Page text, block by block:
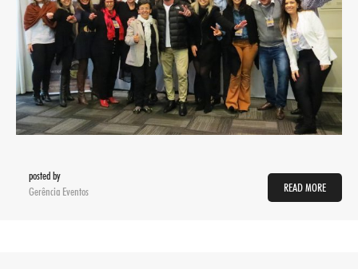
posted by
Gerência Eventos
READ MORE